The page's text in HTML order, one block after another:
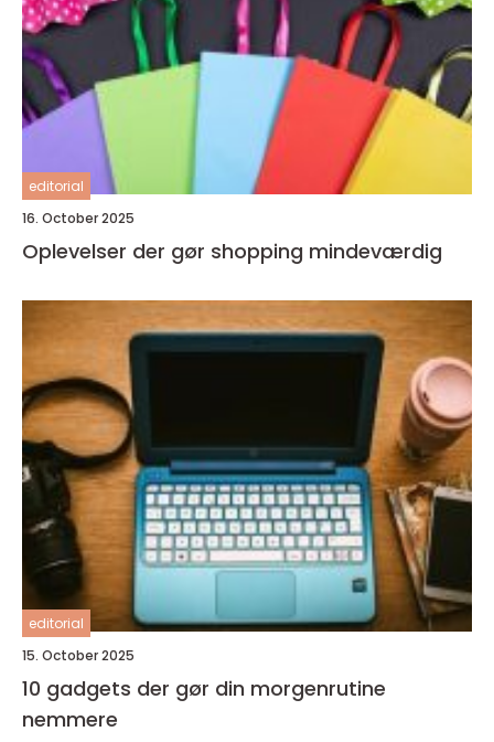
editorial
16. October 2025
Oplevelser der gør shopping mindeværdig
editorial
15. October 2025
10 gadgets der gør din morgenrutine
nemmere